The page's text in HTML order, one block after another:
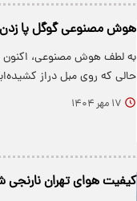
هوش مصنوعی گوگل پا
به لطف هوش مصنوعی، اکنون
حالی که روی مبل دراز
۱۷ مهر ۱۴۰۴
کیفیت هوای تهران نارنجی